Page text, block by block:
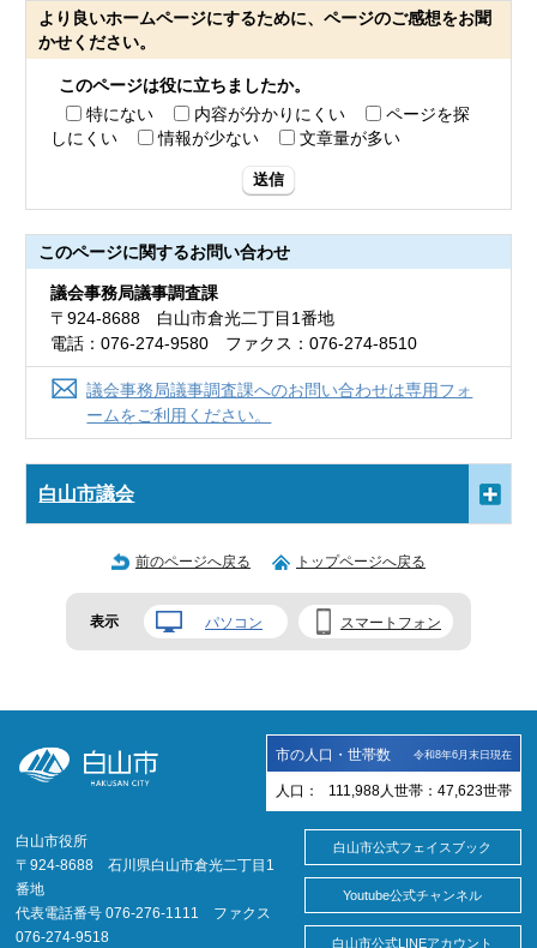
より良いホームページにするために、ページのご感想をお聞
かせください。
このページは役に立ちましたか。
特にない
内容が分かりにくい
ページを探
しにくい
情報が少ない 文章量が多い
送信
このページに関するお問い合わせ
議会事務局議事調査課
〒924-8688 白山市倉光二丁目1番地
電話：076-274-9580 ファクス：076-274-8510
議会事務局議事調査課へのお問い合わせは専用フォ
ームをご利用ください。
白山市議会
前のページへ戻る トップページへ戻る
表示 パソコン スマートフォン
市の人口・世帯数 令和8年6月末日現在
人口： 111,988 人 世帯： 47,623世帯
白山市役所
〒924-8688 石川県白山市倉光二丁目1
番地
代表電話番号 076-276-1111 ファクス
076-274-9518
白山市公式フェイスブック
Youtube公式チャンネル
白山市公式LINEアカウント